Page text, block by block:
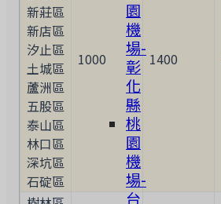
園
機
場-
彰
化
縣
桃
園
機
場-
台
新莊區
新店區
汐止區
土城區
蘆洲區
五股區
泰山區
林口區
深坑區
石碇區
1000 1400